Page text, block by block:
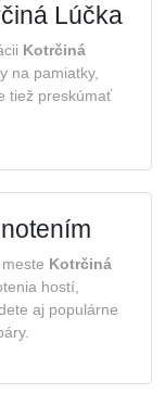
Lúčka
Kotrčiná
na pamiatky,
tiež preskúmať
Kotrčiná
hostí,
aj populárne